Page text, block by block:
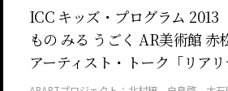
ICC キッズ・プログラム 2013
もの みる うごく AR美術館
アーティスト・トーク「リア